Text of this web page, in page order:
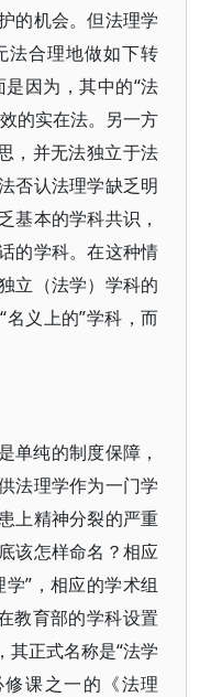
的机会。但法理学
法合理地做如下转
因为，其中的“法
的实在法。另一方
，并无法独立于法
否认法理学缺乏明
基本的学科共识，
的学科。在这种情
立（法学）学科的
义上的”学科，而
单纯的制度保障，
法理学作为一门学
上精神分裂的严重
该怎样命名？相应
”，相应的学术组
教育部的学科设置
其正式名称是“法学
课之一的《法理